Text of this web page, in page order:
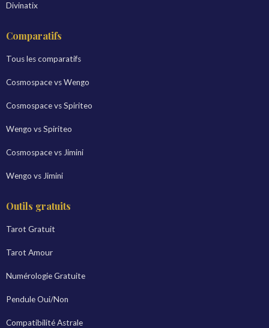
Divinatix
Comparatifs
Tous les comparatifs
Cosmospace vs Wengo
Cosmospace vs Spiriteo
Wengo vs Spiriteo
Cosmospace vs Jimini
Wengo vs Jimini
Outils gratuits
Tarot Gratuit
Tarot Amour
Numérologie Gratuite
Pendule Oui/Non
Compatibilité Astrale